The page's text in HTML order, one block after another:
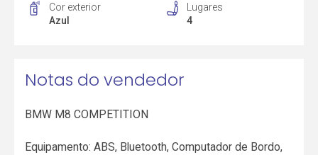
Cor exterior
Azul
Lugares
4
Notas do vendedor
BMW M8 COMPETITION
Equipamento: ABS, Bluetooth, Computador de Bordo,